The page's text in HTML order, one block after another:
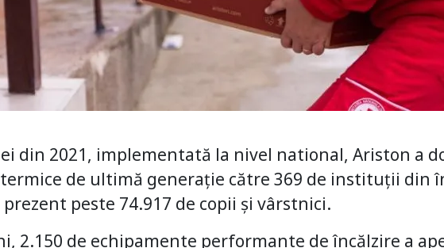
din 2021, implementată la nivel national, Ariston a
de ultimă generație către 369 de instituții din
peste 74.917 de copii și vârstnici.
2.150 de echipamente performante de încălzire a